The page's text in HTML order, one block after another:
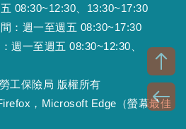
08:30~12:30、13:30~17:30
：週一至週五 08:30~17:30
週一至週五 08:30~12:30、
工保險局 版權所有
，Microsoft Edge（螢幕最佳